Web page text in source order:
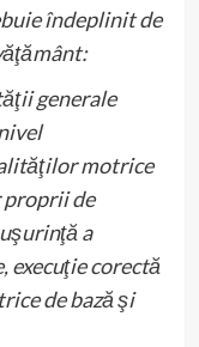
îndeplinit de
generale
motrice
de
a
corectă
de bază şi